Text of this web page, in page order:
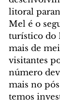
litoral
Mel é o
turístico do
mais de
visitantes
número
mais no
temos